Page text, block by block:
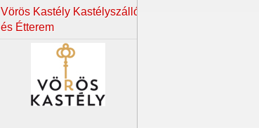
Vörös Kastély Kastélyszálló
és Étterem